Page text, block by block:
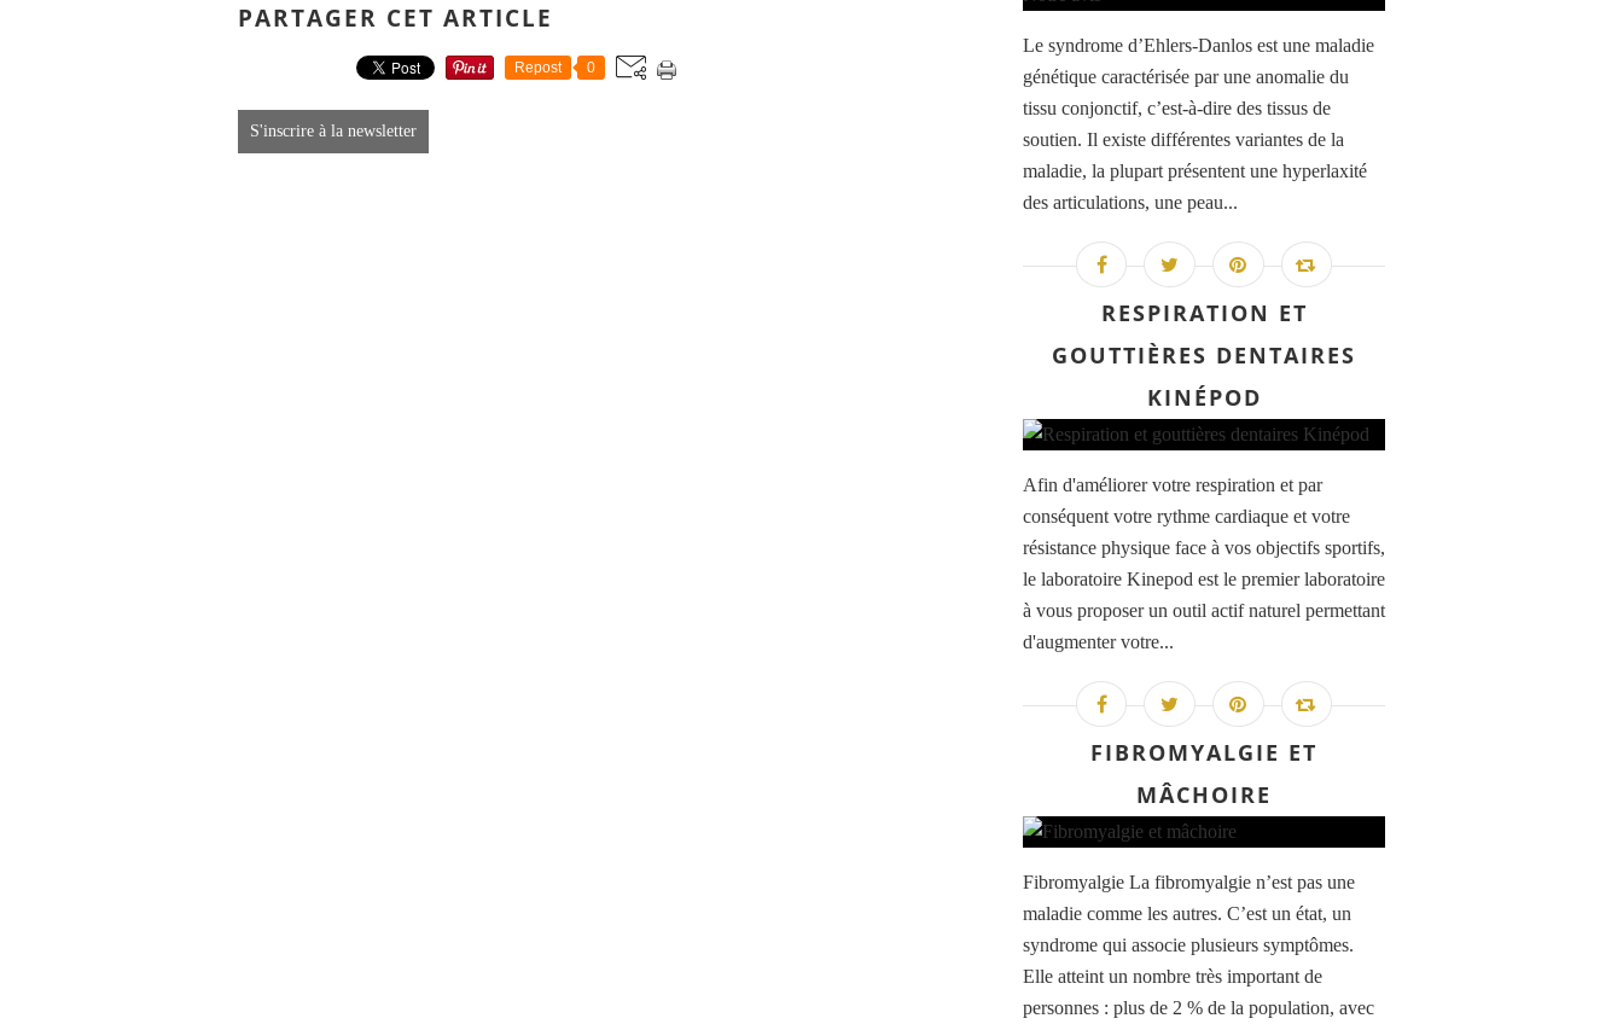
PARTAGER CET ARTICLE
Repost 0
S'inscrire à la newsletter
Le syndrome d’Ehlers-Danlos est une maladie
génétique caractérisée par une anomalie du
tissu conjonctif, c’est-à-dire des tissus de
soutien. Il existe différentes variantes de la
maladie, la plupart présentent une hyperlaxité
des articulations, une peau...
RESPIRATION ET
GOUTTIÈRES DENTAIRES
KINÉPOD
Afin d'améliorer votre respiration et par
conséquent votre rythme cardiaque et votre
résistance physique face à vos objectifs sportifs,
le laboratoire Kinepod est le premier laboratoire
à vous proposer un outil actif naturel permettant
d'augmenter votre...
FIBROMYALGIE ET
MÂCHOIRE
Fibromyalgie La fibromyalgie n’est pas une
maladie comme les autres. C’est un état, un
syndrome qui associe plusieurs symptômes.
Elle atteint un nombre très important de
personnes : plus de 2 % de la population, avec